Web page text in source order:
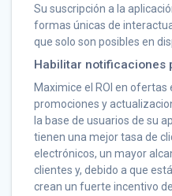
Su suscripción a la
formas únicas de
que solo son posibles en
Habilitar notificaciones
Maximice el ROI en
promociones y
la base de usuarios de su
tienen una mejor tasa de
electrónicos, un mayor
clientes y, debido a que
crean un fuerte incentivo